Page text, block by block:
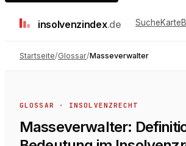
insolvenzindex.de SucheKarte
Startseite/Glossar/Masseverwalter
GLOSSAR · INSOLVENZRECHT
Masseverwalter: